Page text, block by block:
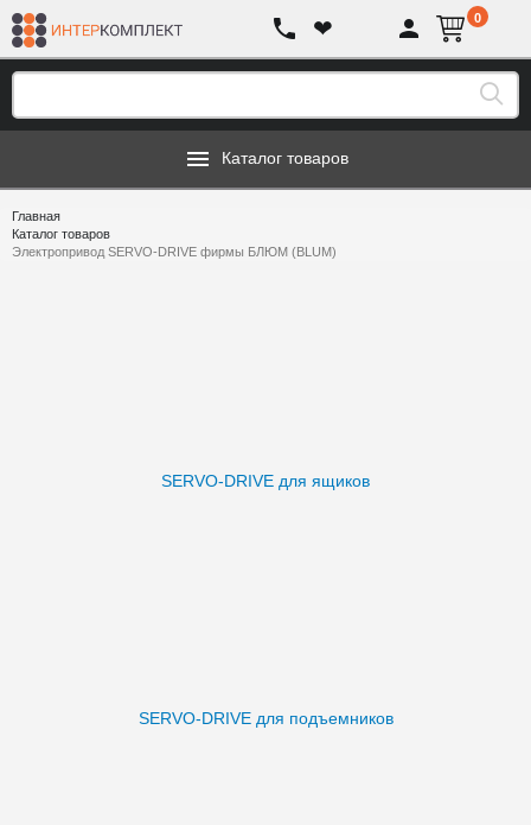
❤ 0
Каталог товаров
Главная
Каталог товаров
Электропривод SERVO-DRIVE фирмы БЛЮМ (BLUM)
SERVO-DRIVE для ящиков
SERVO-DRIVE для подъемников